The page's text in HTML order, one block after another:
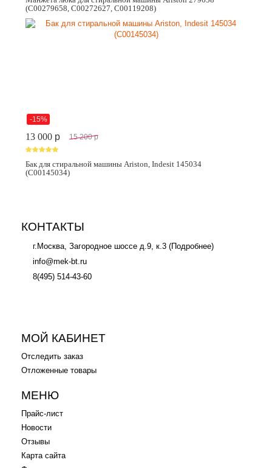
(C00279658, C00272627, C00119208)
-15%
13 000 p 15 200 p
Бак для стиральной машины Ariston, Indesit 145034
(C00145034)
КОНТАКТЫ
г.Москва, Загородное шоссе д.9, к.3 (Подробнее)
info@mek-bt.ru
8(495) 514-43-60
МОЙ КАБИНЕТ
Отследить заказ
Отложенные товары
МЕНЮ
Прайс-лист
Новости
Отзывы
Карта сайта